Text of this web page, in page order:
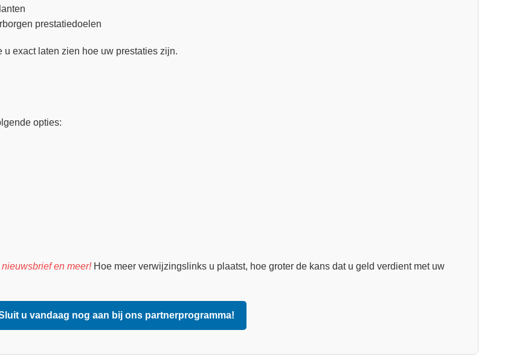
prestatiedoelen
exact laten zien hoe uw prestaties zijn.
opties:
en meer!Hoe meer verwijzingslinks u plaatst, hoe groter de kans dat u geld verdient met uw
u vandaag nog aan bij ons partnerprogramma!